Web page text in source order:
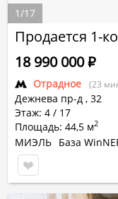
Продается 1-
Отрадное (23
Дежнева пр-д , 32
Этаж: 4 / 17
Площадь: 44,5 м2
18 990 000Р
МИЭЛЬ База
1/17